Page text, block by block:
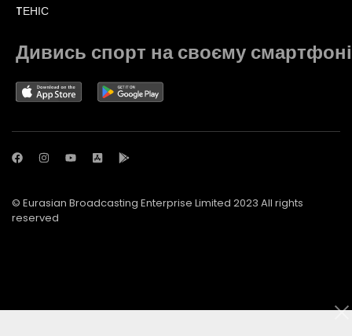
TЕНІС
Дивись спорт на своєму смартфоні
© Eurasian Broadcasting Enterprise Limited 2023 All rights
reserved